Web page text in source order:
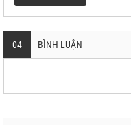
04 BÌNH LUẬN